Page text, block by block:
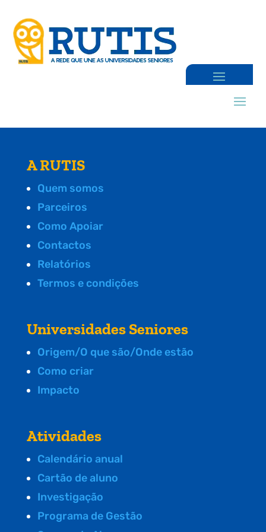
A RUTIS
Quem somos
Parceiros
Como Apoiar
Contactos
Relatórios
Termos e condições
Universidades Seniores
Origem/O que são/Onde estão
Como criar
Impacto
Atividades
Calendário anual
Cartão de aluno
Investigação
Programa de Gestão